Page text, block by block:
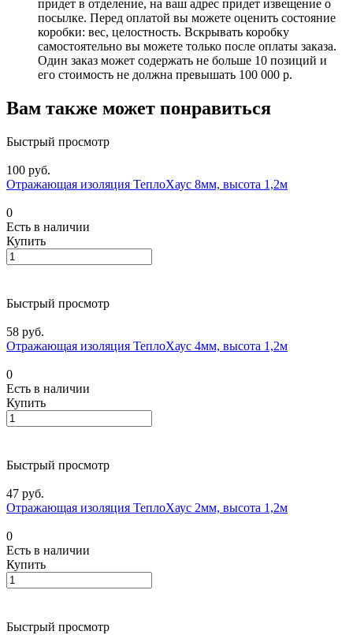
придет в отделение, на ваш адрес придет извещение о
посылке. Перед оплатой вы можете оценить состояние
коробки: вес, целостность. Вскрывать коробку
самостоятельно вы можете только после оплаты заказа.
Один заказ может содержать не больше 10 позиций и
его стоимость не должна превышать 100 000 р.
Вам также может понравиться
Быстрый просмотр
100 руб.
Отражающая изоляция ТеплоХаус 8мм, высота 1,2м
0
Есть в наличии
Купить
Быстрый просмотр
58 руб.
Отражающая изоляция ТеплоХаус 4мм, высота 1,2м
0
Есть в наличии
Купить
Быстрый просмотр
47 руб.
Отражающая изоляция ТеплоХаус 2мм, высота 1,2м
0
Есть в наличии
Купить
Быстрый просмотр